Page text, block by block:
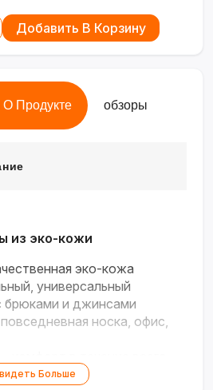
Добавить В Корзину
О Продукте обзоры
из эко-кожи
эко-кожа
универсальный
и джинсами
носка, офис,
Больше